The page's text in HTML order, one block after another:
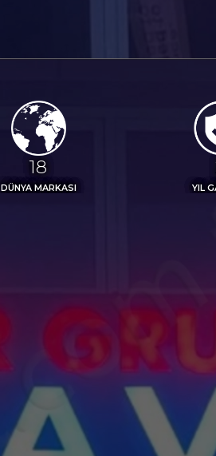
20
DÜNYA MARKASI YIL